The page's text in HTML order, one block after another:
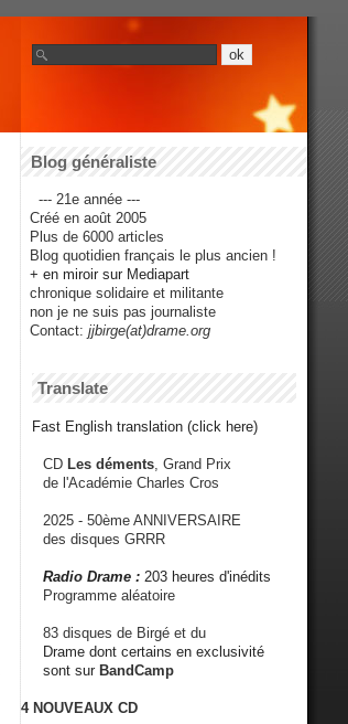
Blog généraliste
--- 21e année ---
Créé en août 2005
Plus de 6000 articles
Blog quotidien français le plus ancien !
+ en miroir sur Mediapart
chronique solidaire et militante
non je ne suis pas journaliste
Contact: jjbirge(at)drame.org
Translate
Fast English translation (click here)
CD Les déments , Grand Prix
de l'Académie Charles Cros
2025 - 50ème ANNIVERSAIRE
des disques GRRR
Radio Drame : 203 heures d'inédits
Programme aléatoire
83 disques de Birgé et du
Drame dont certains en exclusivité
sont sur BandCamp
4 NOUVEAUX CD